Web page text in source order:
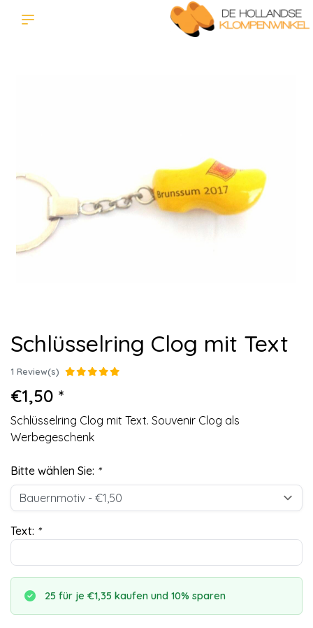
Schlüsselring Clog mit Text
1 Review(s)
€1,50 *
Schlüsselring Clog mit Text. Souvenir Clog als
Werbegeschenk
Bitte wählen Sie: *
Text: *
25 für je €1,35 kaufen und 10% sparen